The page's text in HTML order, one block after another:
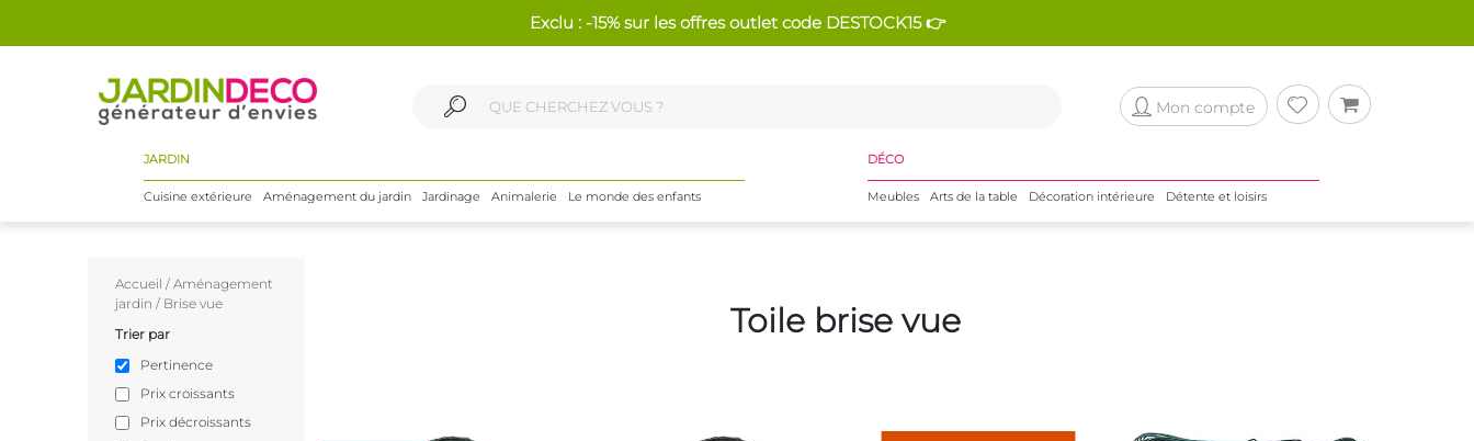
Exclu : -15% sur les offres outlet code DESTOCK15 👉
Mon compte
JARDIN
Cuisine extérieure Aménagement du jardin Jardinage Animalerie Le monde des enfants
DÉCO
Meubles Arts de la table Décoration intérieure Détente et loisirs
Accueil / Aménagement
jardin / Brise vue
Trier par
Pertinence
Prix croissants
Prix décroissants
Toile brise vue